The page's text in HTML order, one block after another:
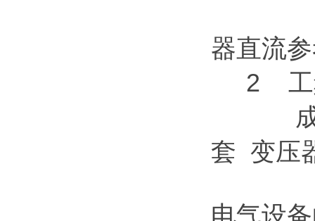
器直流
2 工
成套
套 变压
电气设